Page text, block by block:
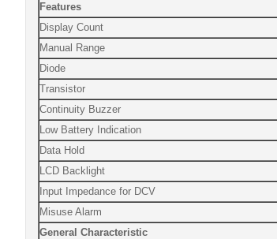
Features
Display Count
Manual Range
Diode
Transistor
Continuity Buzzer
Low Battery Indication
Data Hold
LCD Backlight
Input Impedance for DCV
Misuse Alarm
General Characteristic